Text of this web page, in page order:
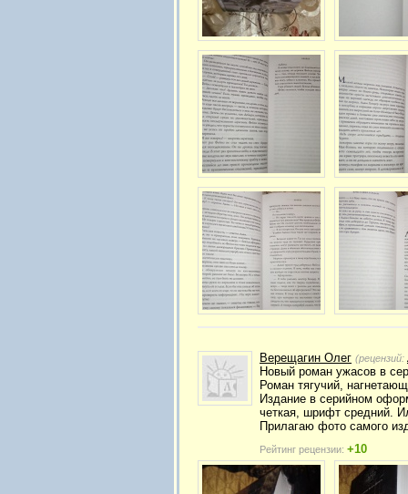
Верещагин Олег (рецензий:
Новый роман ужасов в
Роман тягучий,
Издание в серийном
четкая, шрифт средний.
Прилагаю фото самого
Рейтинг рецензии: +10